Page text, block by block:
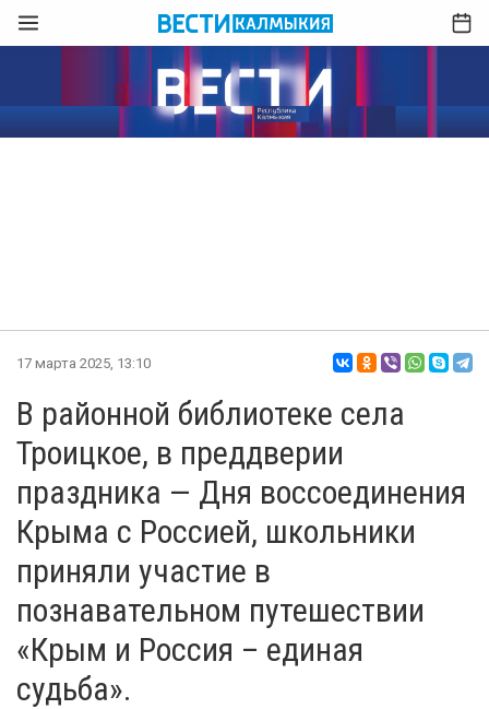
17 марта 2025, 13:10
В районной библиотеке села
Троицкое, в преддверии
праздника — Дня воссоединения
Крыма с Россией, школьники
приняли участие в
познавательном путешествии
«Крым и Россия – единая
судьба».